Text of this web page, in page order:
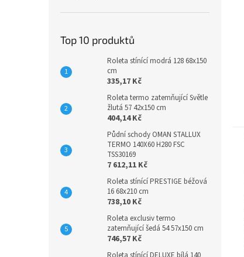
Top 10 produktů
Roleta stínící modrá 128 68x150
cm
335,17 Kč
Roleta termo zatemňující Světle
žlutá 57 42x150 cm
404,14 Kč
Půdní schody OMAN STALLUX
TERMO 140X60 H280 FSC
TSS30169
7 612,11 Kč
Roleta stínící PRESTIGE béžová
16 68x210 cm
738,10 Kč
Roleta exclusiv termo
zatemňující šedá 54 57x150 cm
746,57 Kč